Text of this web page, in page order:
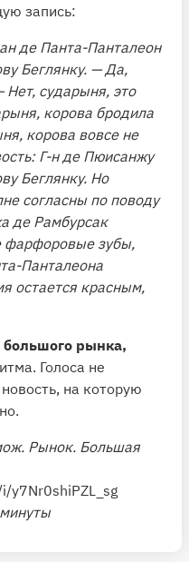
запись:
де Панта-Панталеон
Беглянку. — Да,
сударыня, это
корова бродила
корова вовсе не
Г-н де Пюисанжу
Беглянку. Но
согласны по поводу
де Рамбурсак
фарфоровые зубы,
Панталеона
остается красным,
рынка,
Голоса не
на которую
Рынок. Большая
y7Nr0shiPZL_sg